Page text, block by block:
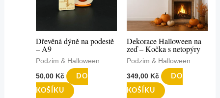
Dřevěná dýně na podestě
– A9
Podzim & Halloween
50,00 Kč DO
KOŠÍKU
Dekorace Halloween na
zeď – Kočka s netopýry
Podzim & Halloween
349,00 Kč DO
KOŠÍKU